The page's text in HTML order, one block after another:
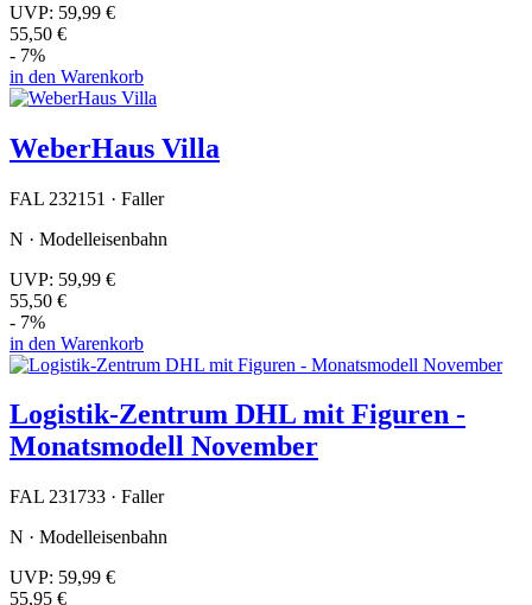
UVP: 59,99 €
55,50 €
- 7%
in den Warenkorb
WeberHaus Villa
FAL 232151 · Faller
N · Modelleisenbahn
UVP: 59,99 €
55,50 €
- 7%
in den Warenkorb
Logistik-Zentrum DHL mit Figuren -
Monatsmodell November
FAL 231733 · Faller
N · Modelleisenbahn
UVP: 59,99 €
55,95 €